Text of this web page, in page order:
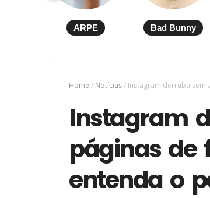
ARPE Bad Bunny
Home / Notícias/ Instagram derruba sem
Instagram
páginas de
entenda o